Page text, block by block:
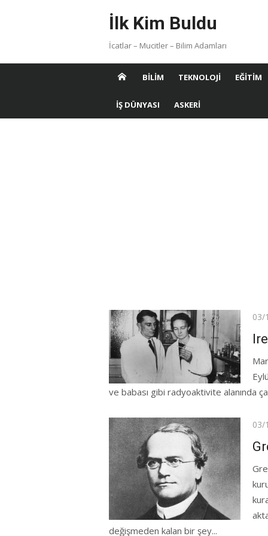
İlk Kim Buldu
İcatlar – Mucitler – Bilim Adamları
BILIM TEKNOLOJI EĞITIM
İŞ DÜNYASI ASKERI
03/
ve babası gibi radyoaktivite alanında
03/
değişmeden kalan bir şey...